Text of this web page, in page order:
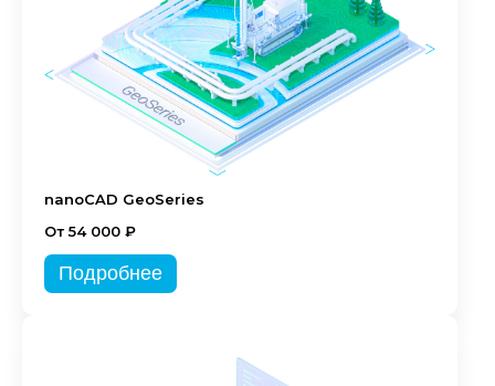
nanoCAD GeoSeries
От 54 000 ₽
Подробнее